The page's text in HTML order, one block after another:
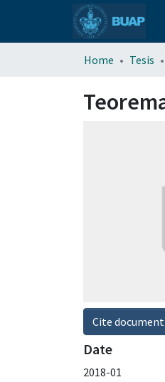
Home Tesis
Cite document
Date
2018-01